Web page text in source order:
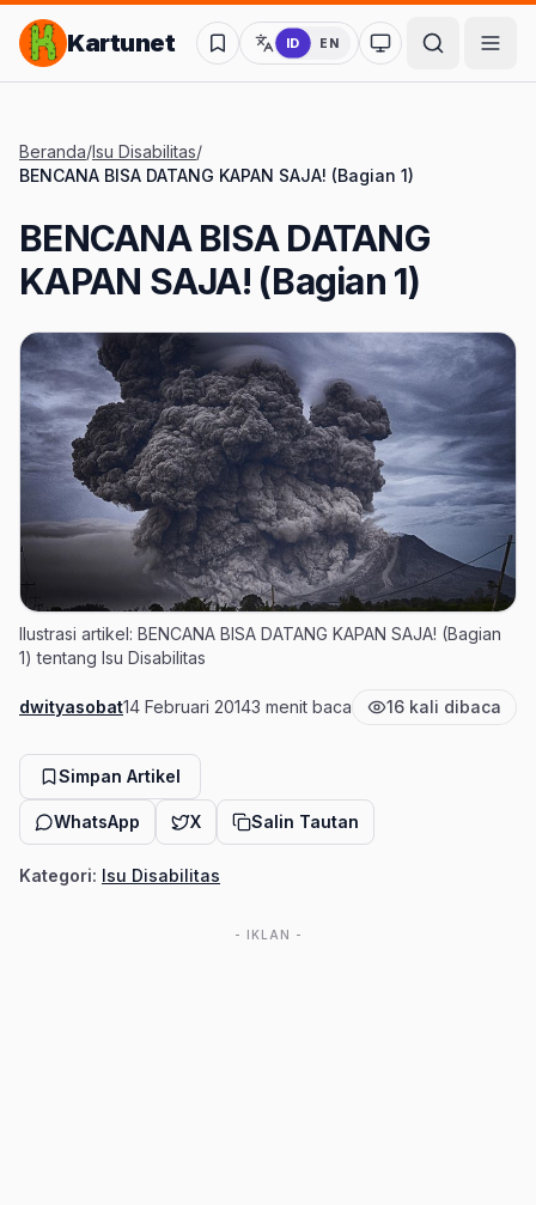
Lompat ke Konten Utama
Kartunet ID EN
Ubah ke mode
Beranda/Isu Disabilitas/
BENCANA BISA DATANG KAPAN SAJA! (Bagian 1)
BENCANA BISA DATANG
KAPAN SAJA! (Bagian 1)
Ilustrasi artikel: BENCANA BISA DATANG KAPAN SAJA! (Bagian
1) tentang Isu Disabilitas
Penulis
dwityasobatTanggal terbit
14 Februari 2014Estimasi waktu baca
3 menit baca Jumlah pembaca
16 kali dibaca
Simpan Artikel
WhatsApp X Salin Tautan
Kategori: Isu Disabilitas
- IKLAN -